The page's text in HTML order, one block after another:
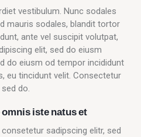
vestibulum. Nunc sodales
mauris sodales, blandit tortor
ante vel suscipit volutpat,
elit, sed do eiusm
do eiusm od tempor incididunt
eu tincidunt velit. Consectetur
do.
iste natus et
sadipscing elitr, sed